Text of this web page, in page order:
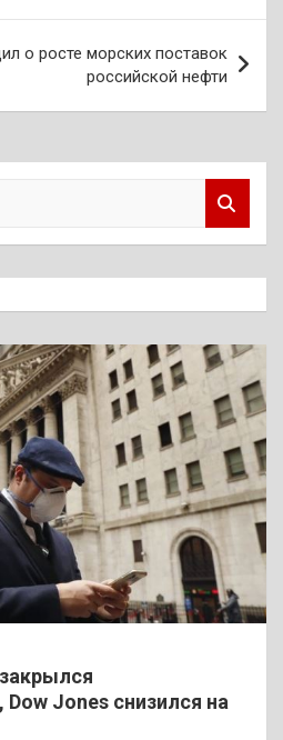
о росте морских поставок
российской нефти
Jones снизился на